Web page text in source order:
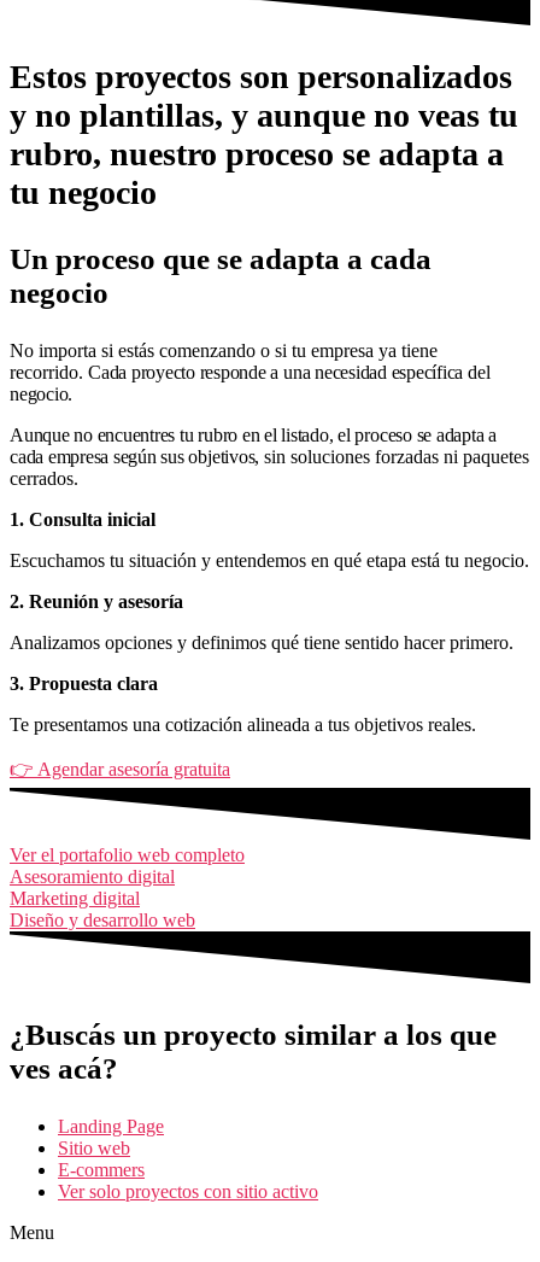
Estos proyectos son personalizados
y no plantillas, y aunque no veas tu
rubro, nuestro proceso se adapta a
tu negocio
Un proceso que se adapta a cada
negocio
No importa si estás comenzando o si tu empresa ya tiene
recorrido. Cada proyecto responde a una necesidad específica del
negocio.
Aunque no encuentres tu rubro en el listado, el proceso se adapta a
cada empresa según sus objetivos, sin soluciones forzadas ni paquetes
cerrados.
1. Consulta inicial
Escuchamos tu situación y entendemos en qué etapa está tu negocio.
2. Reunión y asesoría
Analizamos opciones y definimos qué tiene sentido hacer primero.
3. Propuesta clara
Te presentamos una cotización alineada a tus objetivos reales.
👉 Agendar asesoría gratuita
Ver el portafolio web completo
Asesoramiento digital
Marketing digital
Diseño y desarrollo web
¿Buscás un proyecto similar a los que
ves acá?
Landing Page
Sitio web
E-commers
Ver solo proyectos con sitio activo
Menu